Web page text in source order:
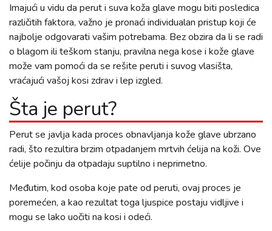
Imajući u vidu da perut i suva koža glave mogu biti posledica
različitih faktora, važno je pronaći individualan pristup koji će
najbolje odgovarati vašim potrebama. Bez obzira da li se radi
o blagom ili teškom stanju, pravilna nega kose i kože glave
može vam pomoći da se rešite peruti i suvog vlasišta,
vraćajući vašoj kosi zdrav i lep izgled.
Šta je perut?
Perut se javlja kada proces obnavljanja kože glave ubrzano
radi, što rezultira brzim otpadanjem mrtvih ćelija na koži. Ove
ćelije počinju da otpadaju suptilno i neprimetno.
Međutim, kod osoba koje pate od peruti, ovaj proces je
poremećen, a kao rezultat toga ljuspice postaju vidljive i
mogu se lako uočiti na kosi i odeći.